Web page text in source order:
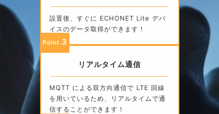
設置後、すぐに ECHONET Lite デバ
イスのデータ取得ができます！
Point.3
リアルタイム通信
MQTT による双方向通信で LTE 回線
を用いているため、リアルタイムで通
信することができます！